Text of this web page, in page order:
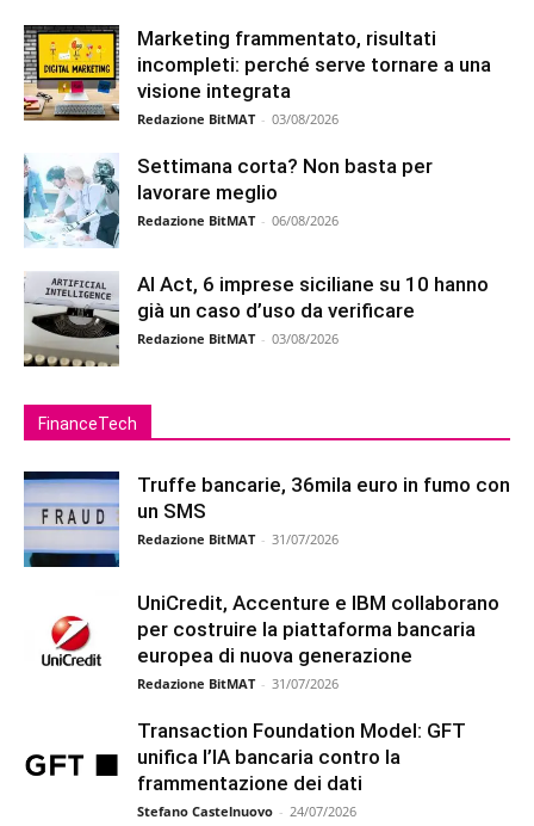
Marketing frammentato, risultati
incompleti: perché serve tornare a una
visione integrata
Redazione BitMAT - 03/08/2026
Settimana corta? Non basta per
lavorare meglio
Redazione BitMAT - 06/08/2026
AI Act, 6 imprese siciliane su 10 hanno
già un caso d’uso da verificare
Redazione BitMAT - 03/08/2026
FinanceTech
Truffe bancarie, 36mila euro in fumo con
un SMS
Redazione BitMAT - 31/07/2026
UniCredit, Accenture e IBM collaborano
per costruire la piattaforma bancaria
europea di nuova generazione
Redazione BitMAT - 31/07/2026
Transaction Foundation Model: GFT
unifica l’IA bancaria contro la
frammentazione dei dati
Stefano Castelnuovo - 24/07/2026